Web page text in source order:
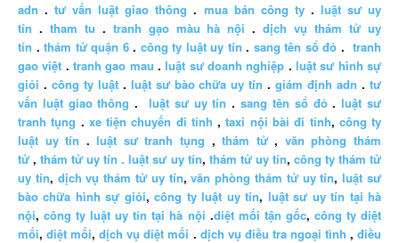
adn .tư vấn luật giao thông . mua bán công ty. luật sư uy
tín . tham tu . tranh gạo màu hà nội .dịch vụ thám tử uy
tín .thám tử quận 6. công ty luật uy tín . sang tên sổ đỏ .tranh
gao việt .tranh gao mau .luật sư doanh nghiệp .luật sư hình sự
giỏi . công ty luật. luật sư bào chữa uy tín .giám định adn .tư
vấn luật giao thông . luật sư uy tín .sang tên sổ đỏ.luật sư
tranh tụng . xe tiện chuyến đi tỉnh ,taxi nội bài đi tỉnh, công ty
luật uy tín .luật sư tranh tụng ,thám tử, văn phòng thám
tử ,thám tử uy tín . luật sư uy tín, thám tử uy tín, công ty thám tử
uy tín, dịch vụ thám tử uy tín,văn phòng thám tử uy tín,luật sư
bào chữa hình sự giỏi,công ty luật uy tín, luật sư uy tín tại hà
nội,công ty luật uy tín tại hà nội .diệt mối tận gốc, công ty diệt
mối,diệt mối,dịch vụ diệt mối . dịch vụ điều tra ngoại tình ,điều